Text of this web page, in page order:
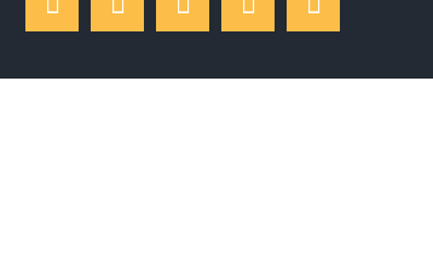
FacebookInstagramLinkedIn
X YouTube